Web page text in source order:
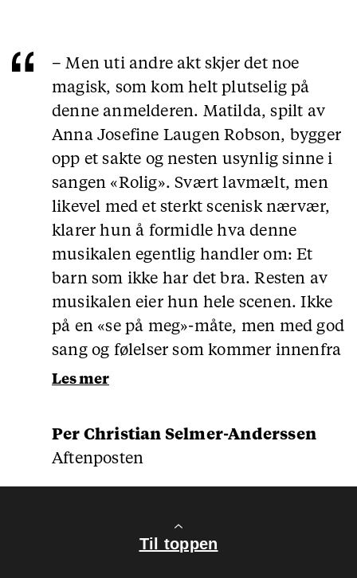
– Men uti andre akt skjer det noe
magisk, som kom helt plutselig på
denne anmelderen. Matilda, spilt av
Anna Josefine Laugen Robson, bygger
opp et sakte og nesten usynlig sinne i
sangen «Rolig». Svært lavmælt, men
likevel med et sterkt scenisk nærvær,
klarer hun å formidle hva denne
musikalen egentlig handler om: Et
barn som ikke har det bra. Resten av
musikalen eier hun hele scenen. Ikke
på en «se på meg»-måte, men med god
sang og følelser som kommer innenfra
Les mer
Per Christian Selmer-Anderssen
Aftenposten
Til toppen